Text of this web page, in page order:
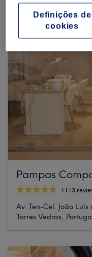
Pampas
1113
Av. Ten-Cel. João
Torres Vedras, Portugal
Definições de
cookies